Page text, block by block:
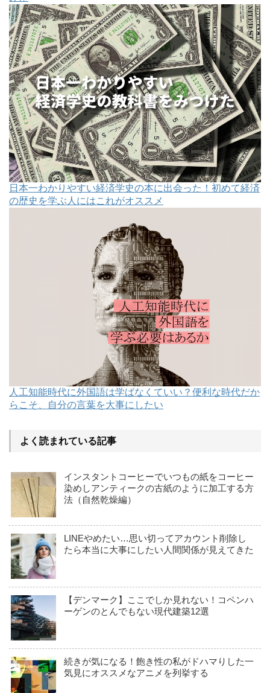
日本一わかりやすい経済学史の本に出会った！初めて経済
の歴史を学ぶ人にはこれがオススメ
人工知能時代に外国語は学ばなくていい？便利な時代だか
らこそ、自分の言葉を大事にしたい
よく読まれている記事
インスタントコーヒーでいつもの紙をコーヒー
染めしアンティークの古紙のように加工する方
法（自然乾燥編）
LINEやめたい…思い切ってアカウント削除し
たら本当に大事にしたい人間関係が見えてきた
【デンマーク】ここでしか見れない！コペンハ
ーゲンのとんでもない現代建築12選
続きが気になる！飽き性の私がドハマりした一
気見にオススメなアニメを列挙する